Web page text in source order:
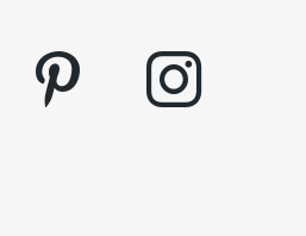
pinterest instagram